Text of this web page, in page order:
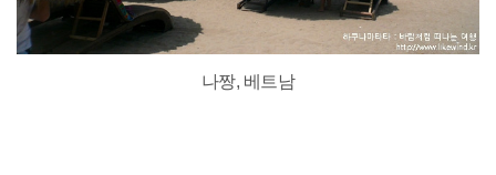
나짱, 베트남